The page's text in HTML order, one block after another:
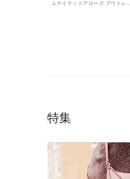
ユナイテッドアローズ アウトレッ
特集